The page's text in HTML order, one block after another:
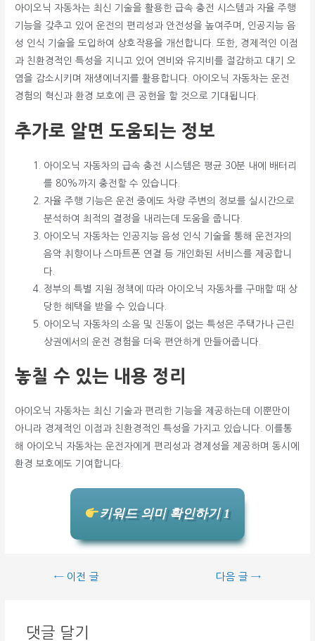
아이오닉 자동차는 최신 기술을 활용한 급속 충전 시스템과 자율 주행
기능을 갖추고 있어 운전의 편리성과 안전성을 높여주며, 인공지능 음
성 인식 기술을 도입하여 상호작용을 개선합니다. 또한, 경제적인 이점
과 친환경적인 특성을 지니고 있어 연비와 유지비를 절감하고 대기 오
염을 감소시키며 재생에너지를 활용합니다. 아이오닉 자동차는 운전
경험의 혁신과 환경 보호에 큰 공헌을 할 것으로 기대됩니다.
추가로 알면 도움되는 정보
아이오닉 자동차의 급속 충전 시스템은 평균 30분 내에 배터리
를 80%까지 충전할 수 있습니다.
자율 주행 기능은 운전 중에도 차량 주변의 정보를 실시간으로
분석하여 최적의 결정을 내리는데 도움을 줍니다.
아이오닉 자동차는 인공지능 음성 인식 기술을 통해 운전자의
음악 취향이나 스마트폰 연결 등 개인화된 서비스를 제공합니
다.
정부의 특별 지원 정책에 따라 아이오닉 자동차를 구매할 때 상
당한 혜택을 받을 수 있습니다.
아이오닉 자동차의 소음 및 진동이 없는 특성은 주택가나 근린
상권에서의 운전 경험을 더욱 편안하게 만들어줍니다.
놓칠 수 있는 내용 정리
아이오닉 자동차는 최신 기술과 편리한 기능을 제공하는데 이뿐만이
아니라 경제적인 이점과 친환경적인 특성을 가지고 있습니다. 이를통
해 아이오닉 자동차는 운전자에게 편리성과 경제성을 제공하며 동시에
환경 보호에도 기여합니다.
키워드 의미 확인하기 1
←이전 글 다음 글→
댓글 달기